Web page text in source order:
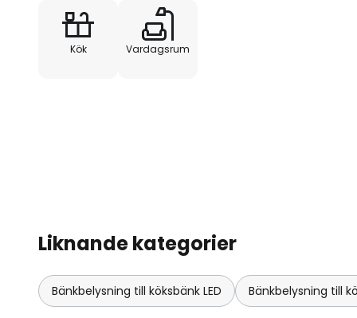
Kök Vardagsrum
Liknande kategorier
Bänkbelysning till köksbänk LED Bänkbelysning till